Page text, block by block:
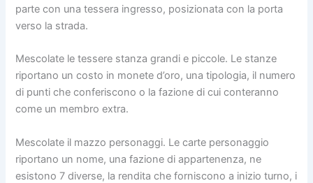
parte con una tessera ingresso, posizionata con la porta
verso la strada.
Mescolate le tessere stanza grandi e piccole. Le stanze
riportano un costo in monete d’oro, una tipologia, il numero
di punti che conferiscono o la fazione di cui conteranno
come un membro extra.
Mescolate il mazzo personaggi. Le carte personaggio
riportano un nome, una fazione di appartenenza, ne
esistono 7 diverse, la rendita che forniscono a inizio turno, i